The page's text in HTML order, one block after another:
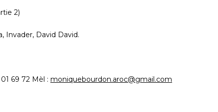
2)
Invader, David David.
69 72 Mèl : moniquebourdon.aroc@gmail.com